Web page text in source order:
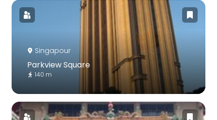
Singapour
Parkview Square
140 m